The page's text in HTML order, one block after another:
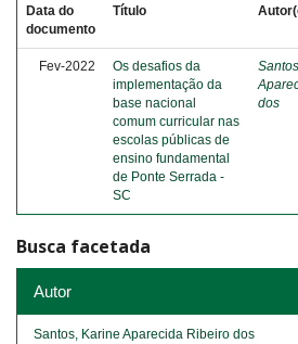
Data do
documento
Título
Fev-2022
Os desafios da
implementação da
base nacional
comum curricular nas
escolas públicas de
ensino fundamental
de Ponte Serrada -
SC
dos
Busca facetada
Autor
Santos, Karine Aparecida Ribeiro dos